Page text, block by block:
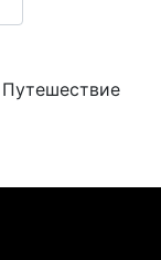
Путешествие